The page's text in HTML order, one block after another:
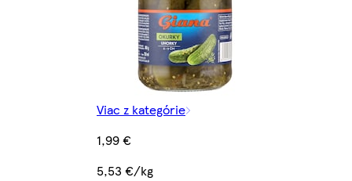
Viac z kategórie
1,99 €
5,53 €/kg